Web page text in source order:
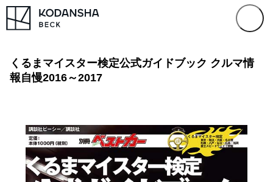
くるまマイスター検定公式ガイドブック クルマ情
報自慢2016～2017